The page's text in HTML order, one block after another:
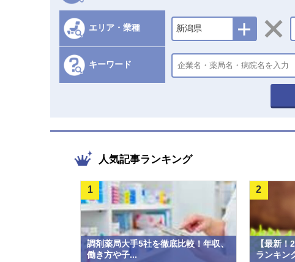
エリア・業種 新潟県
キーワード
人気記事ランキング
調剤薬局大手5社を徹底比較！年収、
働き方や子...
1
【最新！
ランキン
2